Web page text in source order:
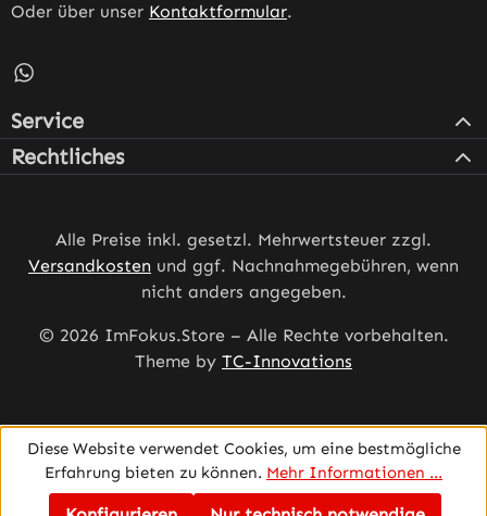
Oder über unser Kontaktformular.
Schreib uns auf WhatsApp – öffnet in neuem Tab
Service
Rechtliches
Alle Preise inkl. gesetzl. Mehrwertsteuer zzgl.
Versandkosten und ggf. Nachnahmegebühren, wenn
nicht anders angegeben.
© 2026 ImFokus.Store – Alle Rechte vorbehalten.
Theme by TC-Innovations
Diese Website verwendet Cookies, um eine bestmögliche
Erfahrung bieten zu können. Mehr Informationen ...